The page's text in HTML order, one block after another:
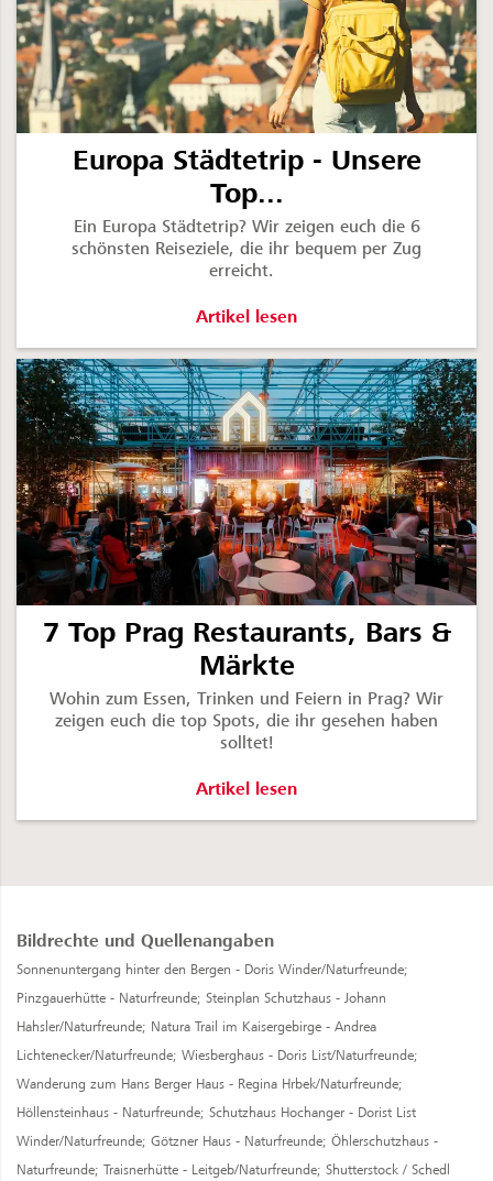
Europa Städtetrip - Unsere
Top...
Ein Europa Städtetrip? Wir zeigen euch die 6
schönsten Reiseziele, die ihr bequem per Zug
erreicht.
Europa Städtetrip - Unsere Top
Artikel lesen
7 Top Prag Restaurants, Bars &
Märkte
Wohin zum Essen, Trinken und Feiern in Prag? Wir
zeigen euch die top Spots, die ihr gesehen haben
solltet!
7 Top Prag Restaurants, Bars &
Artikel lesen
Bildrechte und Quellenangaben
Sonnenuntergang hinter den Bergen - Doris Winder/Naturfreunde;
Pinzgauerhütte - Naturfreunde; Steinplan Schutzhaus - Johann
Hahsler/Naturfreunde; Natura Trail im Kaisergebirge - Andrea
Lichtenecker/Naturfreunde; Wiesberghaus - Doris List/Naturfreunde;
Wanderung zum Hans Berger Haus - Regina Hrbek/Naturfreunde;
Höllensteinhaus - Naturfreunde; Schutzhaus Hochanger - Dorist List
Winder/Naturfreunde; Götzner Haus - Naturfreunde; Öhlerschutzhaus -
Naturfreunde; Traisnerhütte - Leitgeb/Naturfreunde; Shutterstock / Schedl